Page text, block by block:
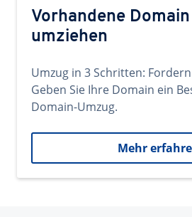
Vorhandene
umziehen
Umzug in 3 Schritten:
Geben Sie Ihre Domain ein
Domain-Umzug.
Mehr